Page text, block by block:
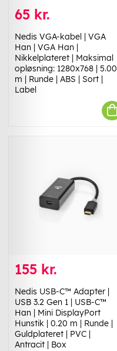
65 kr.
Nedis VGA-kabel | VGA
Han | VGA Han |
Nikkelplateret | Maksimal
opløsning: 1280x768 | 5.00
m | Runde | ABS | Sort |
Label
155 kr.
Nedis USB-C™ Adapter |
USB 3.2 Gen 1 | USB-C™
Han | Mini DisplayPort
Hunstik | 0.20 m | Runde |
Guldplateret | PVC |
Antracit | Box